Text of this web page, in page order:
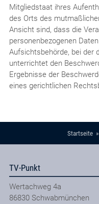
Mitgliedstaat ihres
des Orts des
Ansicht sind, dass die
personenbezogenen
Aufsichtsbehörde, bei der
unterrichtet den
Ergebnisse der
eines gerichtlichen
Startseite
TV-Punkt
Wertachweg 4a
86830 Schwabmünchen